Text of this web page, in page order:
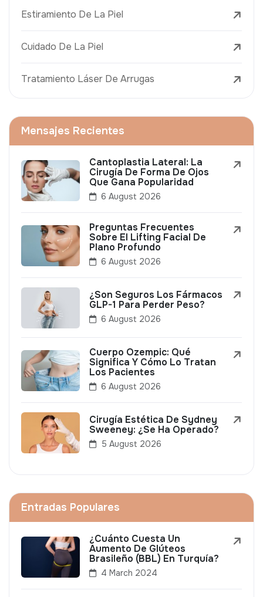
Estiramiento De La Piel
Cuidado De La Piel
Tratamiento Láser De Arrugas
Mensajes Recientes
Cantoplastia Lateral: La
Cirugía De Forma De Ojos
Que Gana Popularidad
6 August 2026
Preguntas Frecuentes
Sobre El Lifting Facial De
Plano Profundo
6 August 2026
¿Son Seguros Los Fármacos
GLP-1 Para Perder Peso?
6 August 2026
Cuerpo Ozempic: Qué
Significa Y Cómo Lo Tratan
Los Pacientes
6 August 2026
Cirugía Estética De Sydney
Sweeney: ¿Se Ha Operado?
5 August 2026
Entradas Populares
¿Cuánto Cuesta Un
Aumento De Glúteos
Brasileño (BBL) En Turquía?
4 March 2024